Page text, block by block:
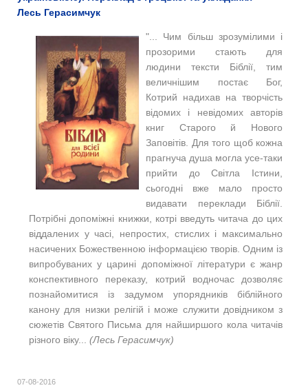
Лесь Герасимчук
"... Чим більш зрозумілими і
прозорими стають для
людини тексти Біблії, тим
величнішим постає Бог,
Котрий надихав на творчість
відомих і невідомих авторів
книг Старого й Нового
Заповітів. Для того щоб кожна
прагнуча душа могла усе-таки
прийти до Світла Істини,
сьогодні вже мало просто
видавати переклади Біблії.
Потрібні допоміжні книжки, котрі введуть читача до цих
віддалених у часі, непростих, стислих і максимально
насичених Божественною інформацією творів. Одним із
випробуваних у царині допоміжної літератури є жанр
конспективного переказу, котрий водночас дозволяє
познайомитися із задумом упорядників біблійного
канону для низки релігій і може служити довідником з
сюжетів Святого Письма для найширшого кола читачів
різного віку... (Лесь Герасимчук)
07-08-2016